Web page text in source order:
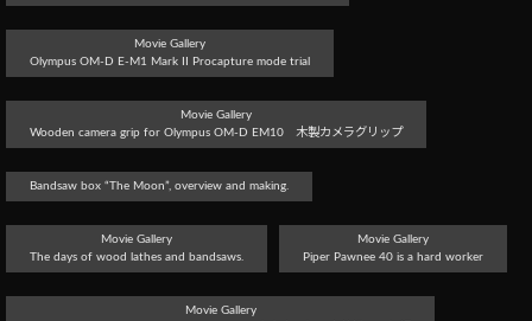
Movie Gallery
Olympus OM-D E-M1 Mark II Procapture mode trial
Movie Gallery
Wooden camera grip for Olympus OM-D EM10 木製カメラグリップ
Bandsaw box “The Moon”, overview and making.
Movie Gallery
The days of wood lathes and bandsaws.
Movie Gallery
Piper Pawnee 40 is a hard worker
Movie Gallery